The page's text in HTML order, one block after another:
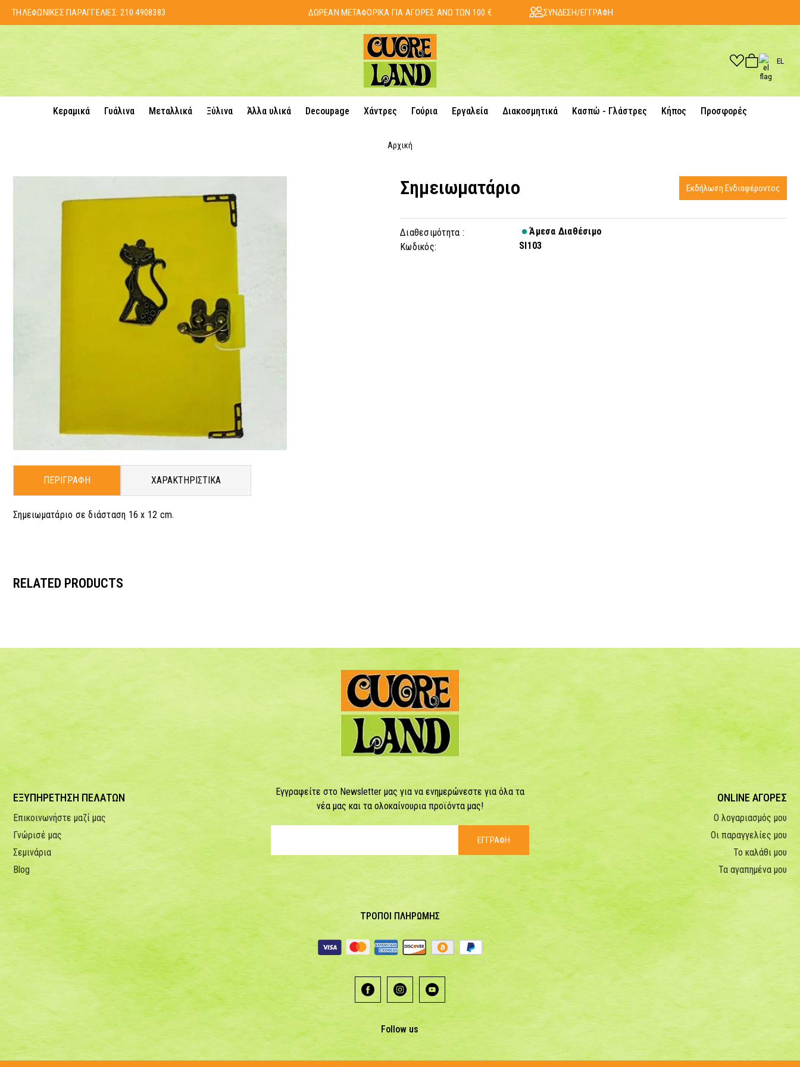
ΤΗΛΕΦΩΝΙΚΕΣ ΠΑΡΑΓΓΕΛΙΕΣ:210 4908383 ΔΩΡΕΑΝ ΜΕΤΑΦΟΡΙΚΑ ΓΙΑ ΑΓΟΡΕΣ ΑΝΩ ΤΩΝ 100 € ΣΥΝΔΕΣΗ/ΕΓΓΡΑΦΗ
EL
Κεραμικά Γυάλινα Μεταλλικά Ξύλινα Άλλα υλικά Decoupage Χάντρες Γούρια Εργαλεία Διακοσμητικά Κασπώ - Γλάστρες Κήπος Προσφορές
Αρχική
Σημειωματάριο
Διαθεσιμότητα :
Άμεσα Διαθέσιμο
Κωδικός:
SI103
ΠΕΡΙΓΡΑΦΗ ΧΑΡΑΚΤΗΡΙΣΤΙΚΑ
Σημειωματάριο σε διάσταση 16 x 12 cm.
Εκδήλωση Ενδιαφέροντος
RELATED PRODUCTS
ΕΞΥΠΗΡΕΤΗΣΗ ΠΕΛΑΤΩΝ
Επικοινωνήστε μαζί μας
Γνώρισέ μας
Σεμινάρια
Blog
Εγγραφείτε στο Newsletter μας για να ενημερώνεστε για όλα τα
νέα μας και τα ολοκαίνουρια προϊόντα μας!
ΕΓΓΡΑΦΗ
ONLINE ΑΓΟΡΕΣ
Ο λογαριασμός μου
Οι παραγγελίες μου
Το καλάθι μου
Τα αγαπημένα μου
ΤΡΟΠΟΙ ΠΛΗΡΩΜΗΣ
Follow us